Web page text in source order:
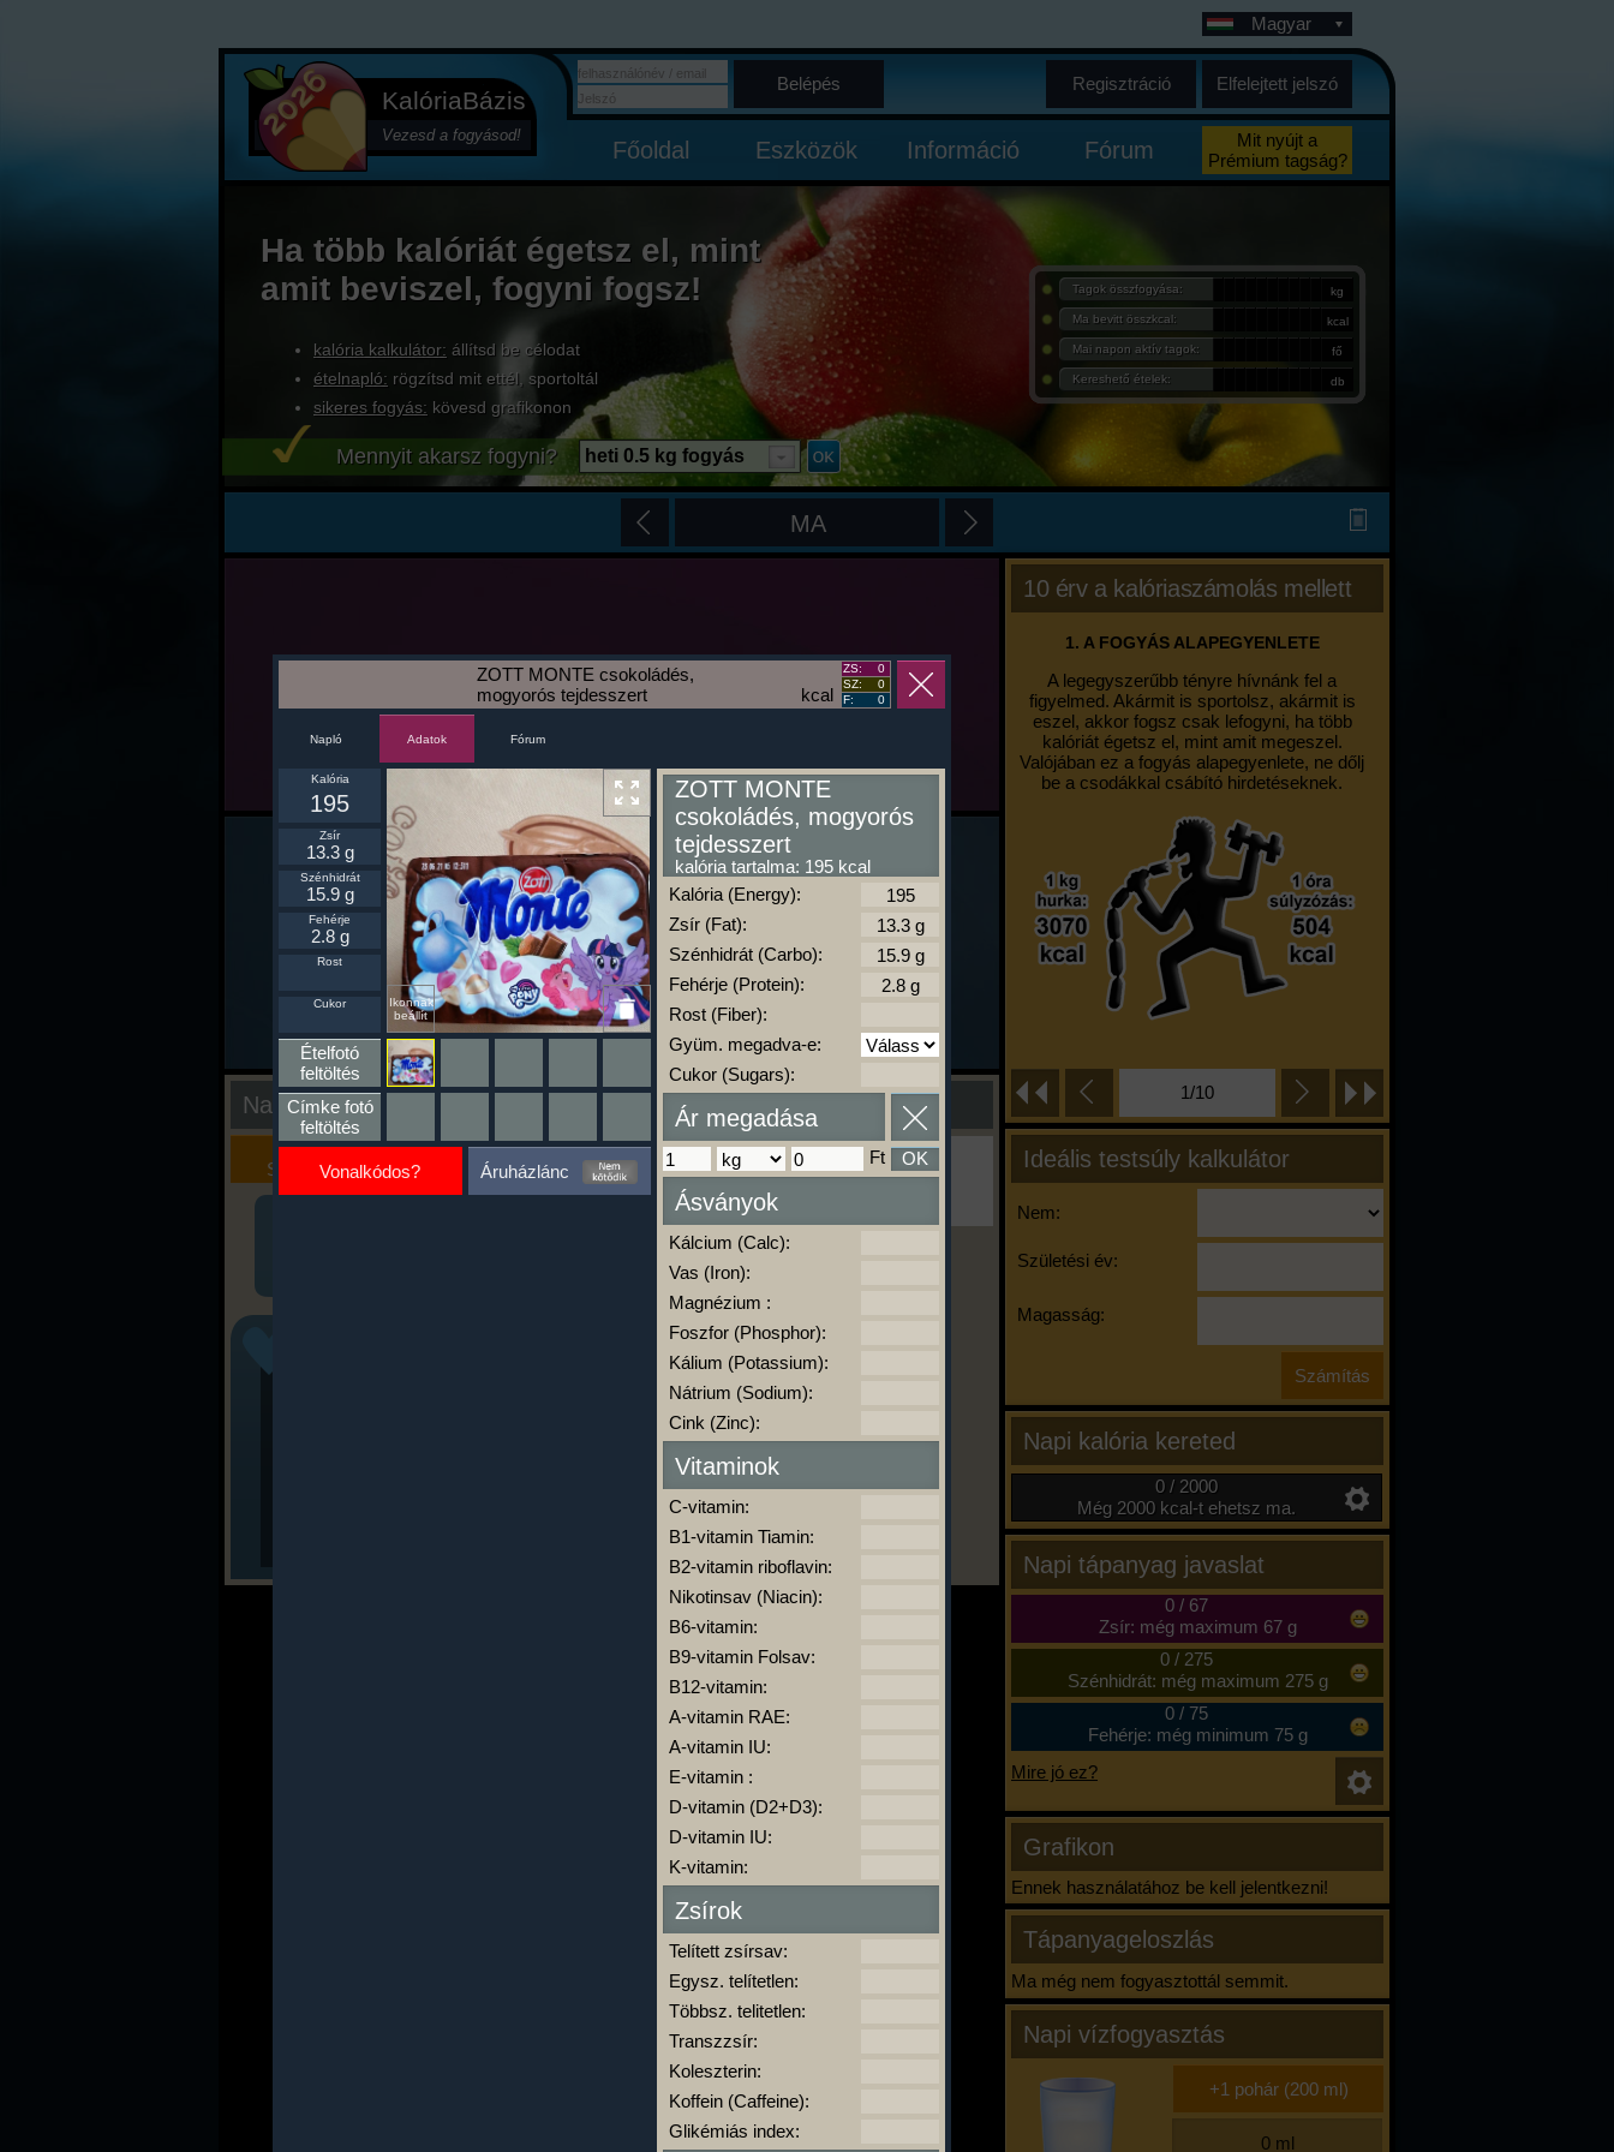
KalóriaBázis
Vezesd a fogyásod!
Magyar
Belépés Regisztráció Elfelejtett jelszó
Főoldal Eszközök Információ Fórum
Mit nyújt a
Prémium tagság?
Ha több kalóriát égetsz el, mint
amit beviszel, fogyni fogsz!
kalória kalkulátor: állítsd be célodat
ételnapló: rögzítsd mit ettél, sportoltál
sikeres fogyás: kövesd grafikonon
Tagok összfogyása: kg
Ma bevitt összkcal: kcal
Mai napon aktív tagok: fő
Kereshető ételek: db
Mennyit akarsz fogyni? heti 0.5 kg fogyás
MA
10 érv a kalóriaszámolás mellett
1. A FOGYÁS ALAPEGYENLETE
A legegyszerűbb tényre hívnánk fel a
figyelmed. Akármit is sportolsz, akármit is
eszel, akkor fogsz csak lefogyni, ha több
kalóriát égetsz el, mint amit megeszel.
Valójában ez a fogyás alapegyenlete, ne dőlj
be a csodákkal csábító hirdetéseknek.
1/10
Ideális testsúly kalkulátor
Nem:
Születési év:
Magasság:
Napi kalória kereted
0 / 2000
Még 2000 kcal-t ehetsz ma.
Napi tápanyag javaslat
0/ 67
Zsír: még maximum 67 g
0/ 275
Szénhidrát: még maximum 275 g
0/ 75
Fehérje: még minimum 75 g
Mire jó ez?
Grafikon
Ennek használatához be kell jelentkezni!
Tápanyageloszlás
Ma még nem fogyasztottál semmit.
Napi vízfogyasztás
Nap kiértékelése
Kalória
Szimulátor
Szöveges
Értékelés
Ha ma már nem eszel/sportolsz többet,
kattints a kiértékelésre!
A Kalória Szimulátor Prémium funkció.
kalóriabázis.hu
kcal
ZOTT MONTE csokoládés,
mogyorós tejdesszert
ZS:
0
SZ:
0
F:
0
Napló Adatok Fórum
Ikonnak
beállít
Kalória
195
Zsír
13.3 g
Szénhidrát
15.9 g
Fehérje
2.8 g
Rost
Cukor
Ételfotó
feltöltés
Címke fotó
feltöltés
Vonalkódos? Áruházlánc
ZOTT MONTE
csokoládés, mogyorós
tejdesszert
kalória tartalma: 195 kcal
Kalória (Energy):
Zsír (Fat):
Szénhidrát (Carbo):
Fehérje (Protein):
Rost (Fiber):
Gyüm. megadva-e:
Cukor (Sugars):
Ár megadása
Ft OK
Ásványok
Kálcium (Calc):
Vas (Iron):
Magnézium :
Foszfor (Phosphor):
Kálium (Potassium):
Nátrium (Sodium):
Cink (Zinc):
Vitaminok
C-vitamin:
B1-vitamin Tiamin:
B2-vitamin riboflavin:
Nikotinsav (Niacin):
B6-vitamin:
B9-vitamin Folsav:
B12-vitamin:
A-vitamin RAE:
A-vitamin IU:
E-vitamin :
D-vitamin (D2+D3):
D-vitamin IU:
K-vitamin:
Zsírok
Telített zsírsav:
Egysz. telítetlen:
Többsz. telitetlen:
Transzzsír:
Koleszterin:
Koffein (Caffeine):
Glikémiás index: